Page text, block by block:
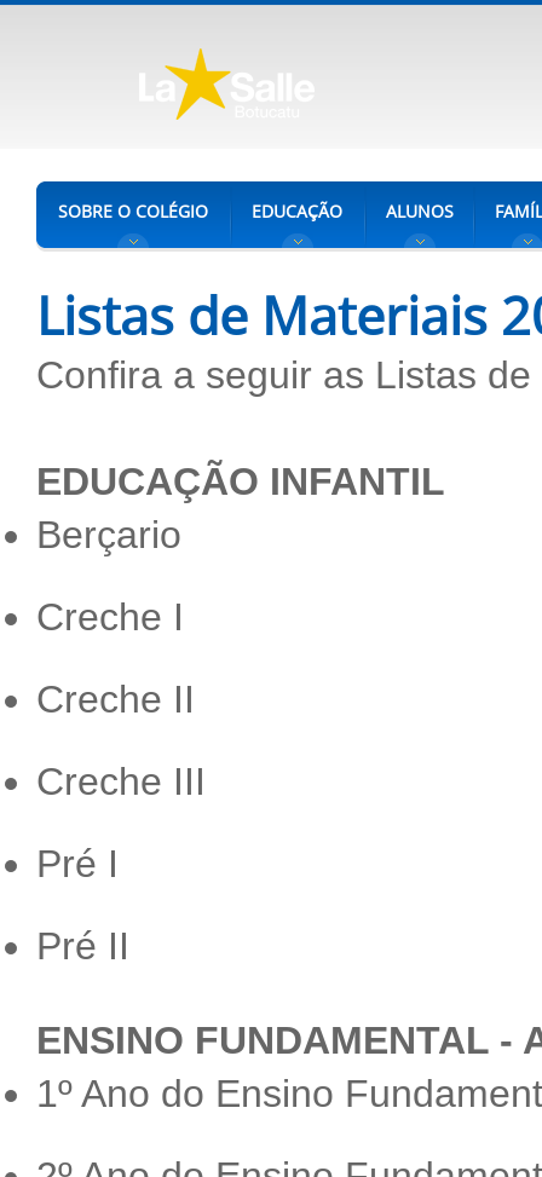
SOBRE O COLÉGIO EDUCAÇÃO ALUNOS
Listas de Materiais
Confira a seguir as Listas
EDUCAÇÃO INFANTIL
Berçario
Creche I
Creche II
Creche III
Pré I
Pré II
ENSINO FUNDAMENTAL -
1º Ano do Ensino